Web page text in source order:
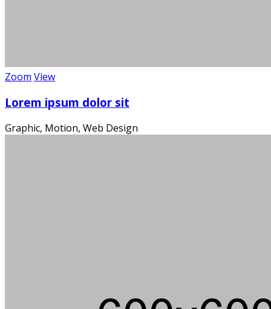
Zoom View
Lorem ipsum dolor sit
Graphic, Motion, Web Design